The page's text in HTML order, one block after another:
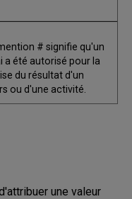
# signifie qu'un
a été autorisé pour la
du résultat d'un
ou d'une activité.
une valeur